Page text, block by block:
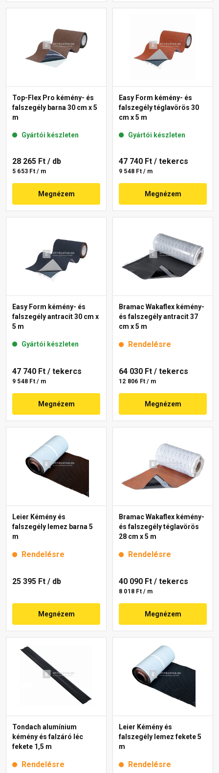
Top-Flex Pro kémény- és
falszegély barna 30 cm x 5
m
Gyártói készleten
28 265 Ft / db
5 653 Ft / m
Megnézem
Easy Form kémény- és
falszegély téglavörös 30
cm x 5 m
Gyártói készleten
47 740 Ft / tekercs
9 548 Ft / m
Megnézem
Easy Form kémény- és
falszegély antracit 30 cm x
5 m
Gyártói készleten
47 740 Ft / tekercs
9 548 Ft / m
Megnézem
Bramac Wakaflex kémény-
és falszegély antracit 37
cm x 5 m
Rendelésre
64 030 Ft / tekercs
12 806 Ft / m
Megnézem
Leier Kémény és
falszegély lemez barna 5
m
Rendelésre
25 395 Ft / db
Megnézem
Bramac Wakaflex kémény-
és falszegély téglavörös
28 cm x 5 m
Rendelésre
40 090 Ft / tekercs
8 018 Ft / m
Megnézem
Tondach alumínium
kémény és falzáró léc
fekete 1,5 m
Rendelésre
Leier Kémény és
falszegély lemez fekete 5
m
Rendelésre